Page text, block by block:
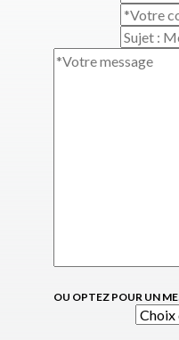
OU OPTEZ POUR UN